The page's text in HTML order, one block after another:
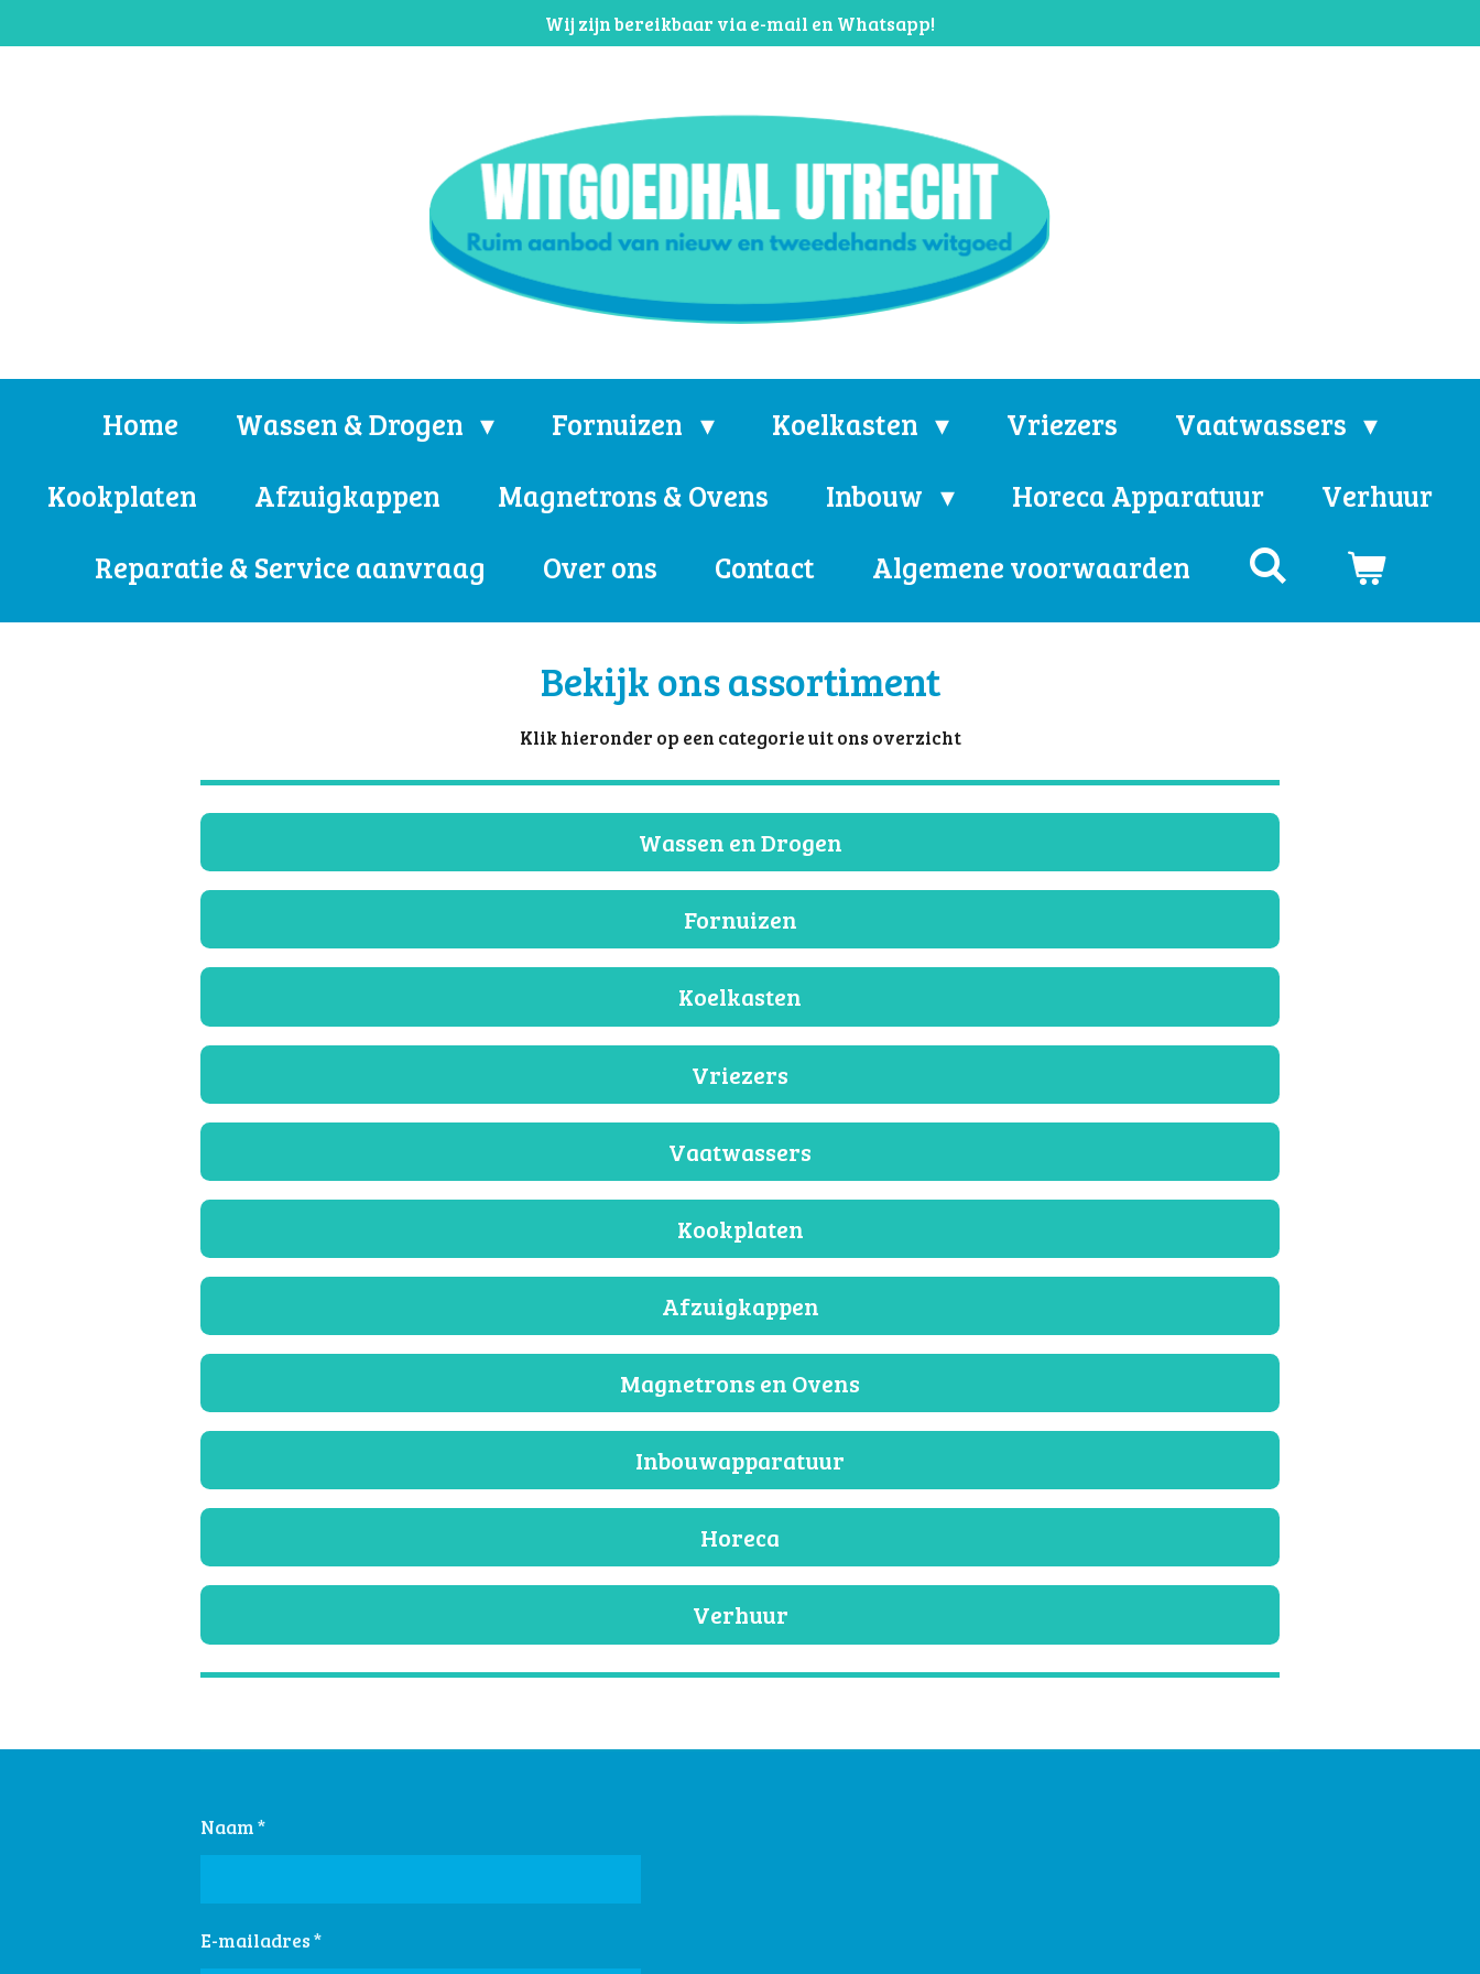
direct
Wij zijn bereikbaar via e-mail en Whatsapp!
Home Wassen & Drogen Fornuizen Koelkasten Vriezers
Vaatwassers
Kookplaten
Afzuigkappen Magnetrons & Ovens Inbouw Horeca Apparatuur
Verhuur
Reparatie & Service aanvraag
Over ons Contact Algemene voorwaarden
Bekijk ons assortiment
Klik hieronder op een categorie uit ons overzicht
Wassen en Drogen
Fornuizen
Koelkasten
Vriezers
Vaatwassers
Kookplaten
Afzuigkappen
Magnetrons en Ovens
Inbouwapparatuur
Horeca
Verhuur
Naam *
E-mailadres *